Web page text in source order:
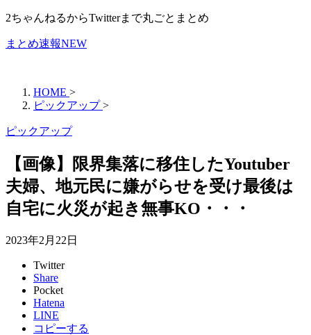
2ちゃんねるからTwitterまで丸ごとまとめ
まとめ速報NEW
HOME >
ピックアップ >
ピックアップ
【画像】限界集落に移住したYoutuber
夫婦、地元民に嫌がらせを受け最後は
自宅に火災が起き無事KO・・・
2023年2月22日
Twitter
Share
Pocket
Hatena
LINE
コピーする